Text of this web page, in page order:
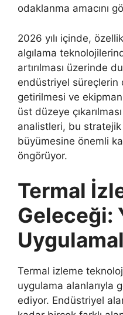
odaklanma amacını
2026 yılı içinde,
algılama
artırılması üzerinde
endüstriyel süreçlerin
getirilmesi ve
üst düzeye
analistleri, bu stratejik
büyümesine önemli
öngörüyor.
Termal
Geleceği:
Termal izleme
uygulama alanlarıyla
ediyor. Endüstriyel